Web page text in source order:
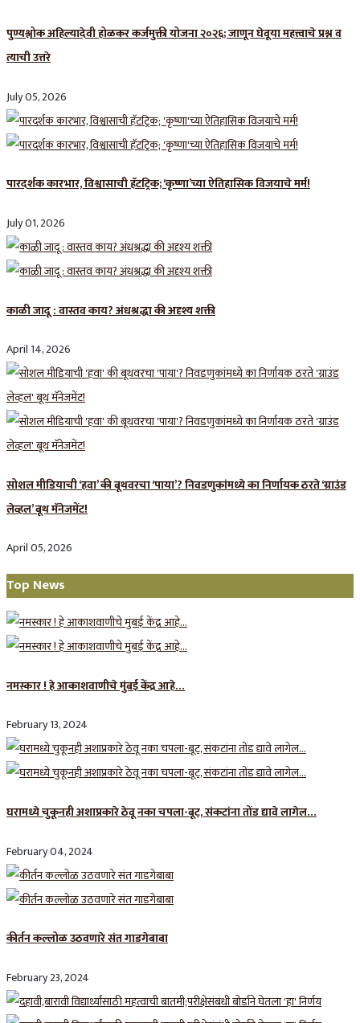
पुण्यश्लोक अहिल्यादेवी होळकर कर्जमुक्ती योजना २०२६; जाणून घेवूया महत्त्वाचे प्रश्न व
त्याची उत्तरे
July 05, 2026
पारदर्शक कारभार, विश्वासाची हॅटट्रिक; ‘कृष्णा’च्या ऐतिहासिक विजयाचे मर्म!
July 01, 2026
काळी जादू : वास्तव काय? अंधश्रद्धा की अदृश्य शक्ती
April 14, 2026
सोशल मीडियाची ‘हवा’ की बूथवरचा ‘पाया’? निवडणुकांमध्ये का निर्णायक ठरते ‘ग्राउंड
लेव्हल’ बूथ मॅनेजमेंट!
April 05, 2026
Top News
नमस्कार ! हे आकाशवाणीचे मुंबई केंद्र आहे…
February 13, 2024
घरामध्ये चुकूनही अशाप्रकारे ठेवू नका चपला-बूट, संकटांना तोंड द्यावे लागेल…
February 04, 2024
कीर्तन कल्लोळ उठवणारे संत गाडगेबाबा
February 23, 2024